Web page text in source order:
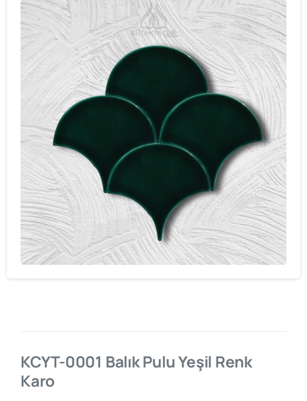
KCYT-0001 Balık Pulu Yeşil Renk
Karo